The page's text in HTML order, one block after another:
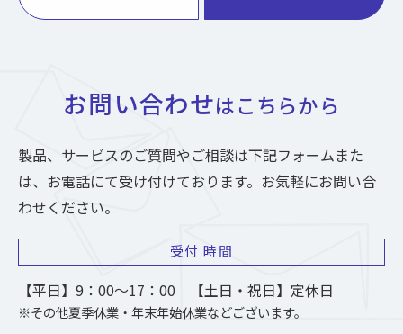
お問い合わせはこちらから
製品、サービスのご質問やご相談は下記フォームまた
は、お電話にて受け付けております。お気軽にお問い合
わせください。
受付 時間
【平日】9：00～17：00 【土日・祝日】定休日
※その他夏季休業・年末年始休業などございます。